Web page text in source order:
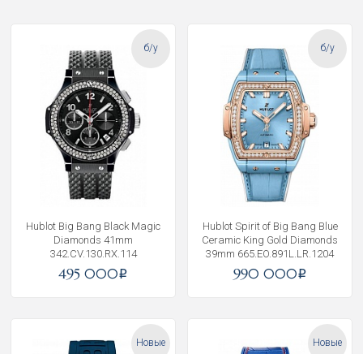
б/у
Hublot Big Bang Black Magic
Diamonds 41mm
342.CV.130.RX.114
495 000i
б/у
Hublot Spirit of Big Bang Blue
Ceramic King Gold Diamonds
39mm 665.EO.891L.LR.1204
990 000i
Новые Новые